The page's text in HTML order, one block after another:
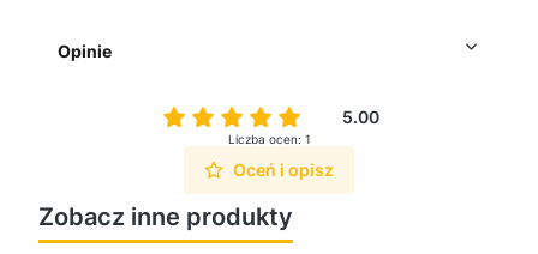
Opinie
5.00
Liczba ocen: 1
Oceń i opisz
Zobacz inne produkty